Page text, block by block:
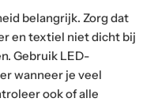
belangrijk. Zorg dat
en textiel niet dicht bij
Gebruik LED-
wanneer je veel
ook of alle